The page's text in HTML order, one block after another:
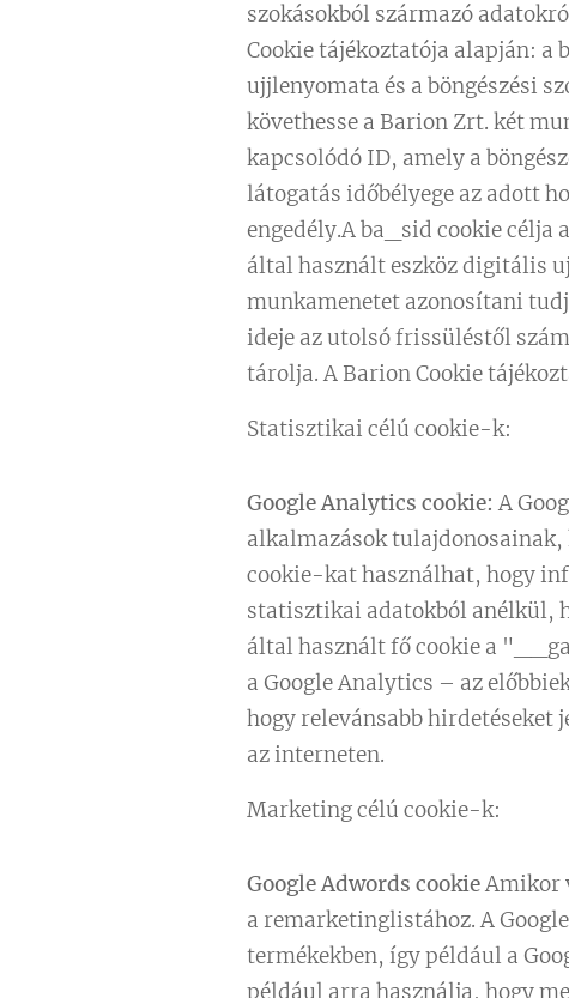
szokásokból származó
Cookie tájékoztatója alapján: a
ujjlenyomata és a böngészési
követhesse a Barion Zrt. két
kapcsolódó ID, amely a
látogatás időbélyege az adott
engedély.A ba_sid cookie célja
által használt eszköz digitális
munkamenetet azonosítani
ideje az utolsó frissüléstől
tárolja. A Barion Cookie
Statisztikai célú cookie-k:
Google Analytics cookie: A
alkalmazások tulajdonosainak,
cookie-kat használhat, hogy
statisztikai adatokból anélkül,
által használt fő cookie a
a Google Analytics – az
hogy relevánsabb hirdetéseket
az interneten.
Marketing célú cookie-k:
Google Adwords cookieAmikor
a remarketinglistához. A
termékekben, így például a
például arra használja, hogy